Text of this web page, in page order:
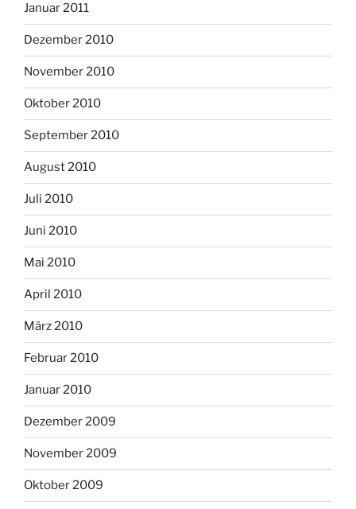
Januar 2011
Dezember 2010
November 2010
Oktober 2010
September 2010
August 2010
Juli 2010
Juni 2010
Mai 2010
April 2010
März 2010
Februar 2010
Januar 2010
Dezember 2009
November 2009
Oktober 2009